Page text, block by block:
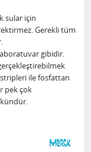
sular için
Gerekli tüm
gibidir.
ile fosfattan
pek çok